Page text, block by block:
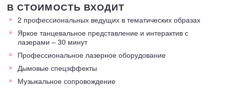
В СТОИМОСТЬ ВХОДИТ
2 профессиональных ведущих в тематических образах
Яркое танцевальное представление и интерактив с
лазерами – 30 минут
Профессиональное лазерное оборудование
Дымовые спецэффекты
Музыкальное сопровождение